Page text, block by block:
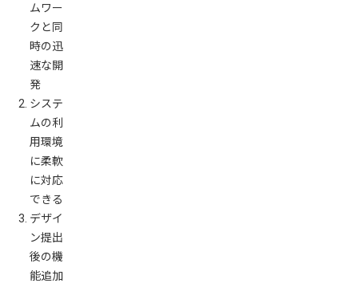
ムワー
クと同
時の迅
速な開
発
システ
ムの利
用環境
に柔軟
に対応
できる
デザイ
ン提出
後の機
能追加